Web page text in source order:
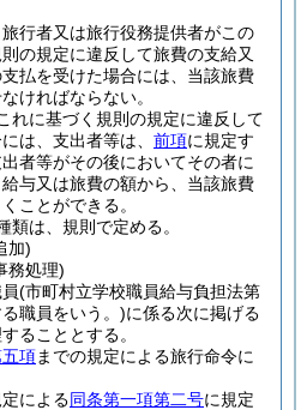
行者又は旅行役務提供者がこの
の規定に違反して旅費の支給又
払を受けた場合には、当該旅費
ければならない。
れに基づく規則の規定に違反して
は、支出者等は、 前項に規定す
者等がその後においてその者に
与又は旅費の額から、当該旅費
ことができる。
類は、規則で定める。
加)
務処理)
(市町村立学校職員給与負担法第
職員をいう。)に係る次に掲げる
ることとする。
項までの規定による旅行命令に
による同条第一項第二号に規定